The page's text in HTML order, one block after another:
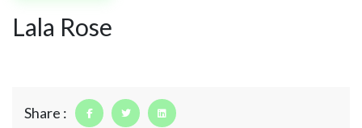
Lala Rose
Share :